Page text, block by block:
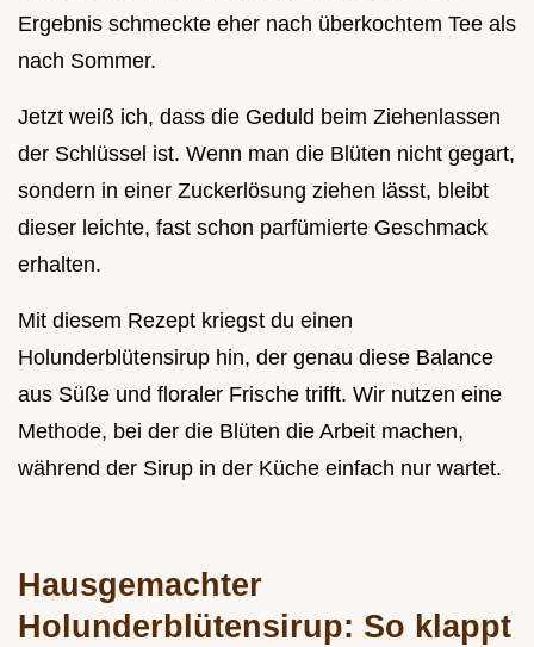
Ergebnis schmeckte eher nach überkochtem Tee als
nach Sommer.
Jetzt weiß ich, dass die Geduld beim Ziehenlassen
der Schlüssel ist. Wenn man die Blüten nicht gegart,
sondern in einer Zuckerlösung ziehen lässt, bleibt
dieser leichte, fast schon parfümierte Geschmack
erhalten.
Mit diesem Rezept kriegst du einen
Holunderblütensirup hin, der genau diese Balance
aus Süße und floraler Frische trifft. Wir nutzen eine
Methode, bei der die Blüten die Arbeit machen,
während der Sirup in der Küche einfach nur wartet.
Hausgemachter
Holunderblütensirup: So klappt